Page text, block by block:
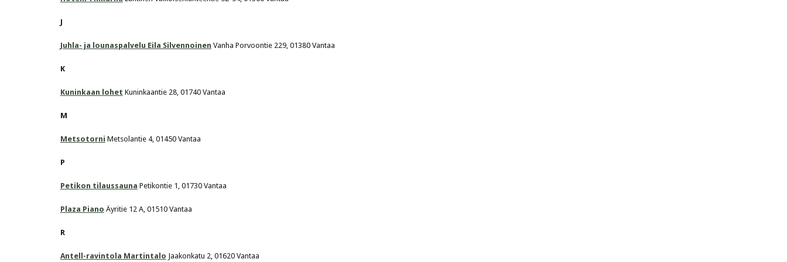
J
Juhla- ja lounaspalvelu Eila Silvennoinen Vanha Porvoontie 229, 01380 Vantaa
K
Kuninkaan lohet Kuninkaantie 28, 01740 Vantaa
M
Metsotorni Metsolantie 4, 01450 Vantaa
P
Petikon tilaussauna Petikontie 1, 01730 Vantaa
Plaza Piano Äyritie 12 A, 01510 Vantaa
R
Antell-ravintola Martintalo Jaakonkatu 2, 01620 Vantaa